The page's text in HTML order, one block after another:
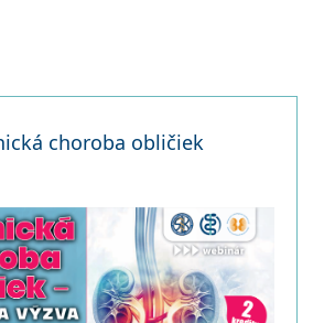
choroba obličiek